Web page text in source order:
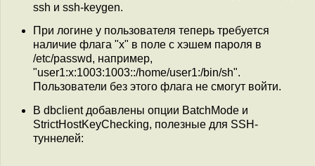
ssh и ssh-keygen.
При логине у пользователя теперь требуется
наличие флага "x" в поле с хэшем пароля в
/etc/passwd, например,
"user1:x:1003:1003::/home/user1:/bin/sh".
Пользователи без этого флага не смогут войти.
В dbclient добавлены опции BatchMode и
StrictHostKeyChecking, полезные для SSH-
туннелей: